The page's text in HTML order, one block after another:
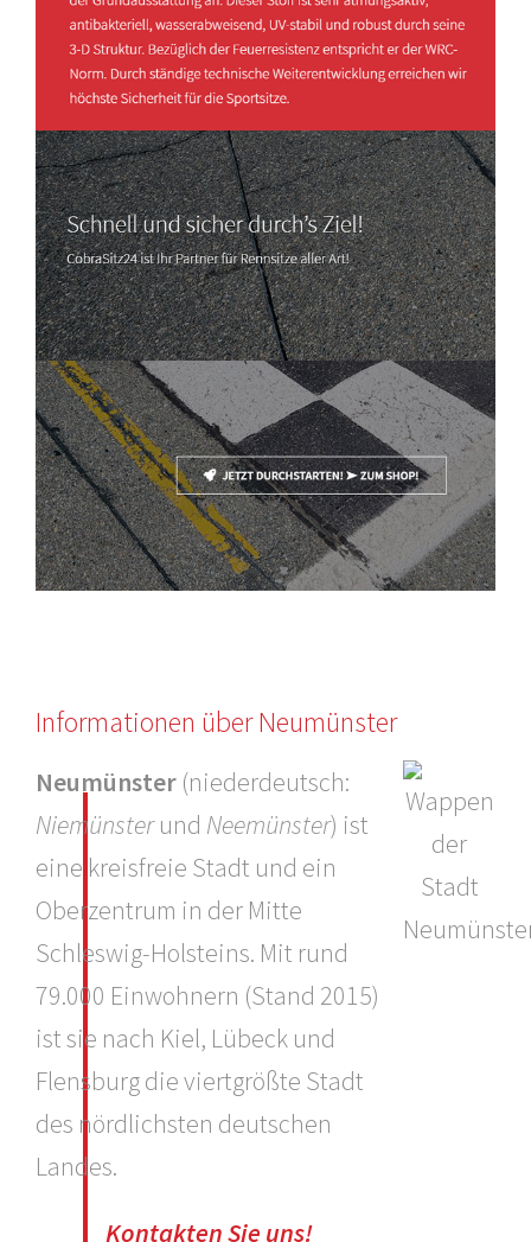
Informationen über Neumünster
Neumünster (niederdeutsch:
Niemünsterund Neemünster) ist
eine kreisfreie Stadt und ein
Oberzentrum in der Mitte
Schleswig-Holsteins. Mit rund
79.000 Einwohnern (Stand 2015)
ist sie nach Kiel, Lübeck und
Flensburg die viertgrößte Stadt
des nördlichsten deutschen
Landes.
Kontakten Sie uns!